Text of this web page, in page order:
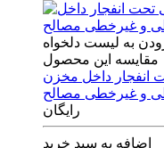
به لیست دلخواه
مقایسه این محصول
انفجار داخل مخزن
و غیرخطی مصالح
رایگان
اضافه به سبد خرید